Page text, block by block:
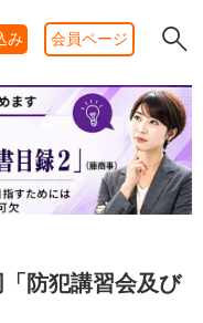
み 会員ページ
防犯講習会及び